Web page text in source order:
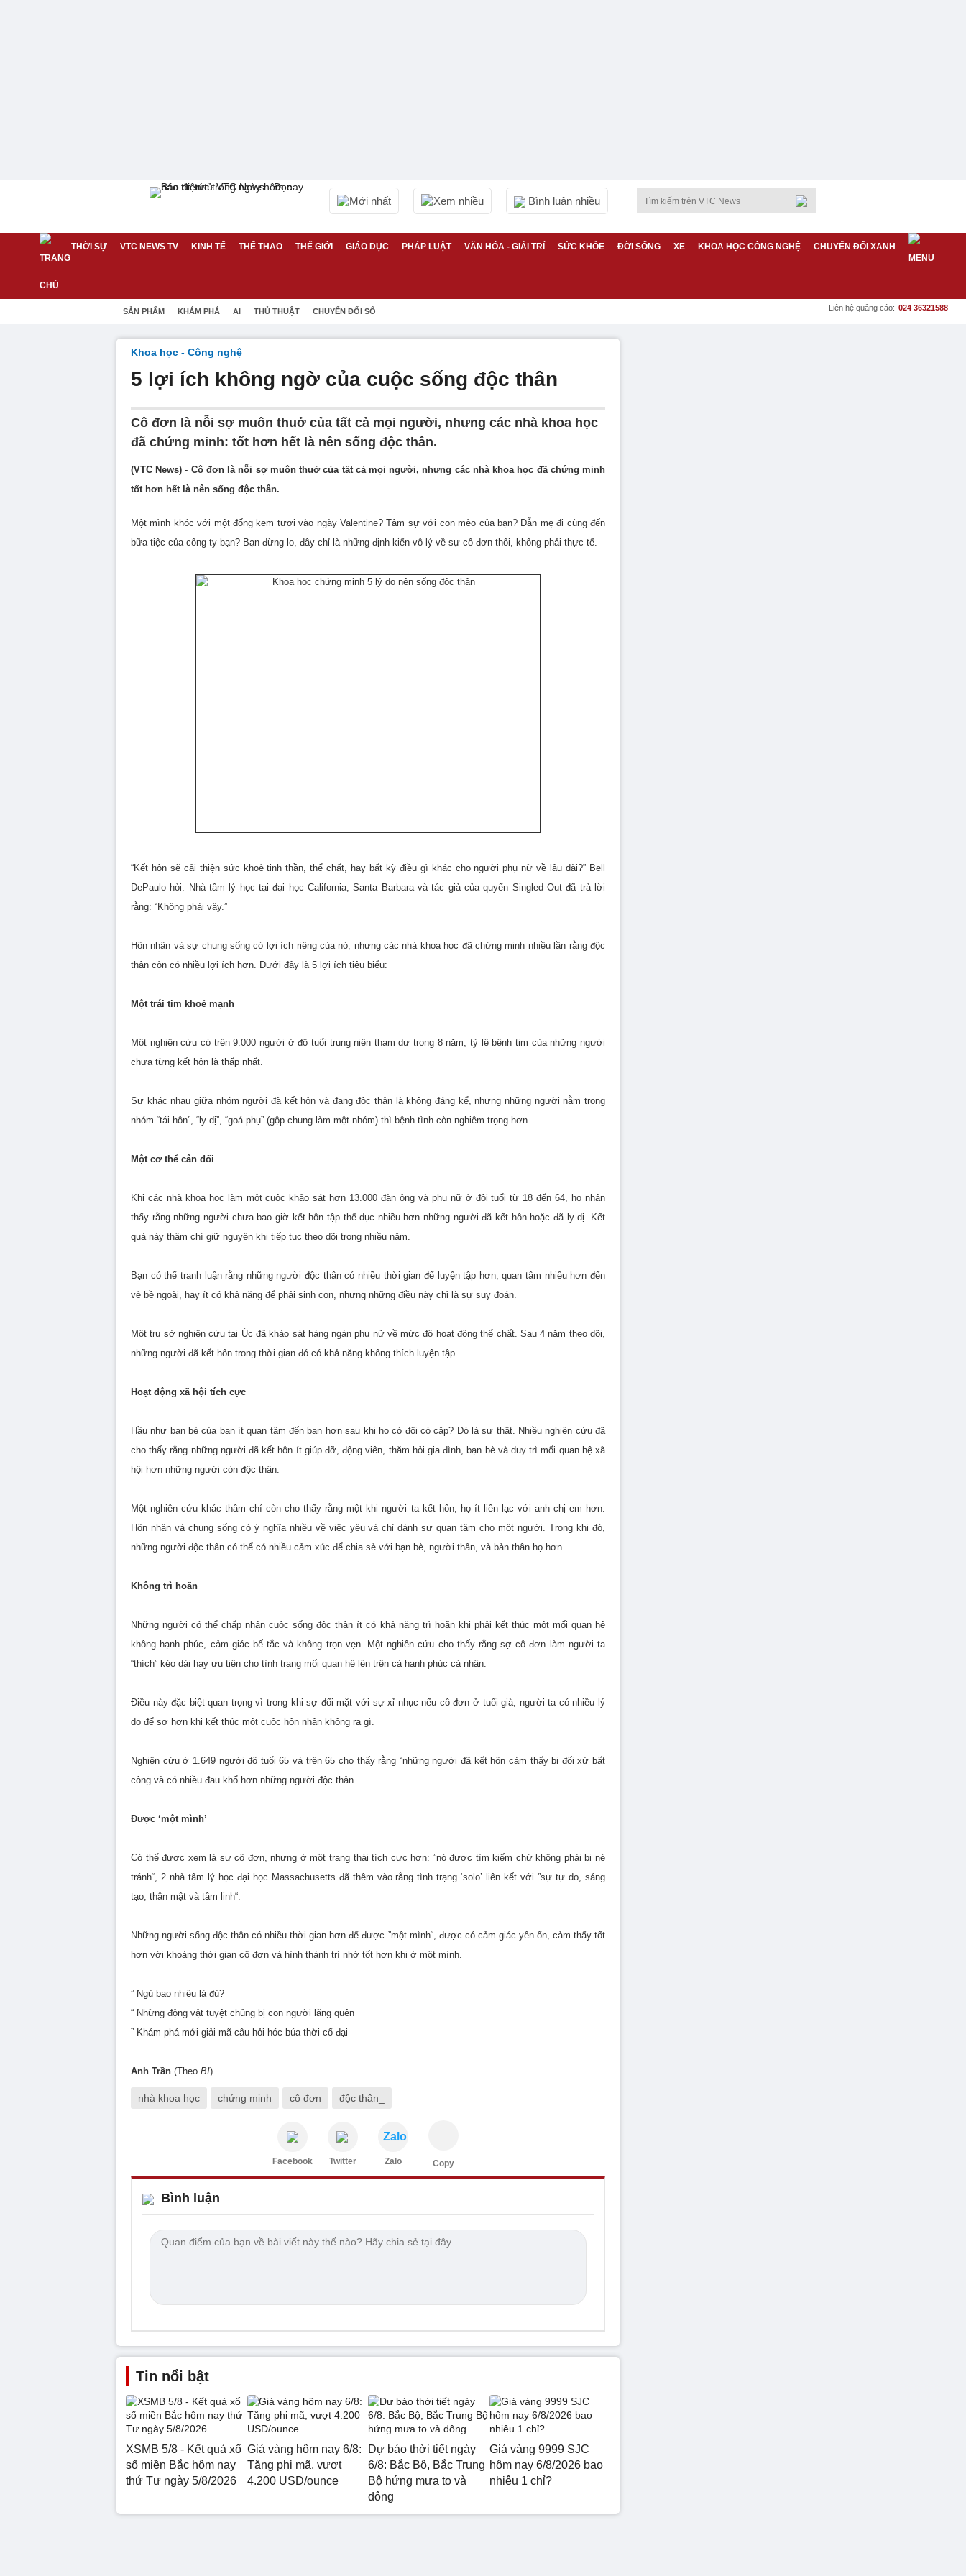
Mới nhất Xem nhiều Bình luận nhiều
THỜI SỰ VTC NEWS TV KINH TẾ THỂ THAO THẾ GIỚI GIÁO DỤC PHÁP LUẬT VĂN HÓA - GIẢI TRÍ SỨC KHỎE ĐỜI SỐNG XE KHOA HỌC CÔNG NGHỆ CHUYỂN ĐỔI XANH
SẢN PHẨM KHÁM PHÁ AI THỦ THUẬT CHUYỂN ĐỔI SỐ Liên hệ quảng cáo: 024 36321588
Khoa học - Công nghệ
5 lợi ích không ngờ của cuộc sống độc thân
Cô đơn là nỗi sợ muôn thuở của tất cả mọi người, nhưng các nhà khoa học
đã chứng minh: tốt hơn hết là nên sống độc thân.
(VTC News) - Cô đơn là nỗi sợ muôn thuở của tất cả mọi người, nhưng các nhà khoa học đã chứng minh
tốt hơn hết là nên sống độc thân.
Một mình khóc với một đống kem tươi vào ngày Valentine? Tâm sự với con mèo của bạn? Dẫn mẹ đi cùng đến
bữa tiệc của công ty bạn? Bạn đừng lo, đây chỉ là những định kiến vô lý về sự cô đơn thôi, không phải thực tế.
“Kết hôn sẽ cải thiện sức khoẻ tinh thần, thể chất, hay bất kỳ điều gì khác cho người phụ nữ về lâu dài?” Bell
DePaulo hỏi. Nhà tâm lý học tại đại học California, Santa Barbara và tác giả của quyển Singled Out đã trả lời
rằng: “Không phải vậy.”
Hôn nhân và sự chung sống có lợi ích riêng của nó, nhưng các nhà khoa học đã chứng minh nhiều lần rằng độc
thân còn có nhiều lợi ích hơn. Dưới đây là 5 lợi ích tiêu biểu:
Một trái tim khoẻ mạnh
Một nghiên cứu có trên 9.000 người ở độ tuổi trung niên tham dự trong 8 năm, tỷ lệ bệnh tim của những người
chưa từng kết hôn là thấp nhất.
Sự khác nhau giữa nhóm người đã kết hôn và đang độc thân là không đáng kể, nhưng những người nằm trong
nhóm “tái hôn”, “ly dị”, “goá phụ” (gộp chung làm một nhóm) thì bệnh tình còn nghiêm trọng hơn.
Một cơ thể cân đối
Khi các nhà khoa học làm một cuộc khảo sát hơn 13.000 đàn ông và phụ nữ ở đội tuổi từ 18 đến 64, họ nhận
thấy rằng những người chưa bao giờ kết hôn tập thể dục nhiều hơn những người đã kết hôn hoặc đã ly dị. Kết
quả này thậm chí giữ nguyên khi tiếp tục theo dõi trong nhiều năm.
Bạn có thể tranh luận rằng những người độc thân có nhiều thời gian để luyện tập hơn, quan tâm nhiều hơn đến
vẻ bề ngoài, hay ít có khả năng để phải sinh con, nhưng những điều này chỉ là sự suy đoán.
Một trụ sở nghiên cứu tại Úc đã khảo sát hàng ngàn phụ nữ về mức độ hoạt động thể chất. Sau 4 năm theo dõi,
những người đã kết hôn trong thời gian đó có khả năng không thích luyện tập.
Hoạt động xã hội tích cực
Hầu như bạn bè của bạn ít quan tâm đến bạn hơn sau khi họ có đôi có cặp? Đó là sự thật. Nhiều nghiên cứu đã
cho thấy rằng những người đã kết hôn ít giúp đỡ, động viên, thăm hỏi gia đình, bạn bè và duy trì mối quan hệ xã
hội hơn những người còn độc thân.
Một nghiên cứu khác thâm chí còn cho thấy rằng một khi người ta kết hôn, họ ít liên lạc với anh chị em hơn.
Hôn nhân và chung sống có ý nghĩa nhiều về việc yêu và chỉ dành sự quan tâm cho một người. Trong khi đó,
những người độc thân có thể có nhiều cảm xúc để chia sẻ với bạn bè, người thân, và bản thân họ hơn.
Không trì hoãn
Những người có thể chấp nhận cuộc sống độc thân ít có khả năng trì hoãn khi phải kết thúc một mối quan hệ
không hạnh phúc, cảm giác bế tắc và không trọn vẹn. Một nghiên cứu cho thấy rằng sợ cô đơn làm người ta
“thích” kéo dài hay ưu tiên cho tình trạng mối quan hệ lên trên cả hạnh phúc cá nhân.
Điều này đặc biệt quan trọng vì trong khi sợ đối mặt với sự xỉ nhục nếu cô đơn ở tuổi già, người ta có nhiều lý
do để sợ hơn khi kết thúc một cuộc hôn nhân không ra gì.
Nghiên cứu ở 1.649 người độ tuổi 65 và trên 65 cho thấy rằng “những người đã kết hôn cảm thấy bị đối xử bất
công và có nhiều đau khổ hơn những người độc thân.
Được ‘một mình’
Có thể được xem là sự cô đơn, nhưng ở một trạng thái tích cực hơn: ”nó được tìm kiếm chứ không phải bị né
tránh“, 2 nhà tâm lý học đại học Massachusetts đã thêm vào rằng tình trạng ‘solo’ liên kết với ”sự tự do, sáng
tạo, thân mật và tâm linh“.
Những người sống độc thân có nhiều thời gian hơn để được ”một mình“, được có cảm giác yên ổn, cảm thấy tốt
hơn với khoảng thời gian cô đơn và hình thành trí nhớ tốt hơn khi ở một mình.
” Ngủ bao nhiêu là đủ?
“ Những động vật tuyệt chủng bị con người lãng quên
” Khám phá mới giải mã câu hỏi hóc búa thời cổ đại
Anh Trần (Theo BI)
nhà khoa học chứng minh cô đơn độc thân_
Facebook Twitter
Zalo
Zalo Copy
Bình luận
Tin nổi bật
XSMB 5/8 - Kết quả xổ
số miền Bắc hôm nay
thứ Tư ngày 5/8/2026
Giá vàng hôm nay 6/8:
Tăng phi mã, vượt
4.200 USD/ounce
Dự báo thời tiết ngày
6/8: Bắc Bộ, Bắc Trung
Bộ hứng mưa to và
dông
Giá vàng 9999 SJC
hôm nay 6/8/2026 bao
nhiêu 1 chỉ?